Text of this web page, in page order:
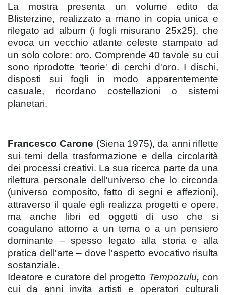
La mostra presenta un volume edito da
Blisterzine, realizzato a mano in copia unica e
rilegato ad album (i fogli misurano 25x25), che
evoca un vecchio atlante celeste stampato ad
un solo colore: oro. Comprende 40 tavole su cui
sono riprodotte 'teorie' di cerchi d'oro. I dischi,
disposti sui fogli in modo apparentemente
casuale, ricordano costellazioni o sistemi
planetari.
Francesco Carone (Siena 1975), da anni riflette
sui temi della trasformazione e della circolarità
dei processi creativi. La sua ricerca parte da una
rilettura personale dell'universo che lo circonda
(universo composito, fatto di segni e affezioni),
attraverso il quale egli realizza progetti e opere,
ma anche libri ed oggetti di uso che si
coagulano attorno a un tema o a un pensiero
dominante – spesso legato alla storia e alla
pratica dell'arte – dove l'aspetto evocativo risulta
sostanziale.
Ideatore e curatore del progetto Tempozulu, con
cui da anni invita artisti e operatori culturali